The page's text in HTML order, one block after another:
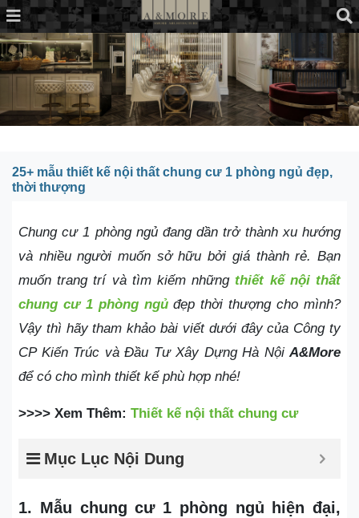
25+ mẫu thiết kế nội thất chung cư 1 phòng ngủ đẹp,
thời thượng
Chung cư 1 phòng ngủ đang dần trở thành xu hướng
và nhiều người muốn sở hữu bởi giá thành rẻ. Bạn
muốn trang trí và tìm kiếm nhữngthiết kế nội thất
chung cư 1 phòng ngủđẹp thời thượng cho mình?
Vậy thì hãy tham khảo bài viết dưới đây của Công ty
CP Kiến Trúc và Đầu Tư Xây Dựng Hà NộiA&More
để có cho mình thiết kế phù hợp nhé!
>>>> Xem Thêm: Thiết kế nội thất chung cư
Mục Lục Nội Dung
1. Mẫu chung cư 1 phòng ngủ hiện đại,